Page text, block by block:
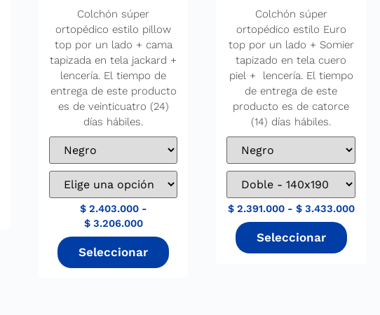
Colchón súper
ortopédico estilo pillow
top por un lado + cama
tapizada en tela jackard +
lencería. El tiempo de
entrega de este producto
es de veinticuatro (24)
días hábiles.
$2.403.000 -
$3.206.000
Colchón súper
ortopédico estilo Euro
top por un lado + Somier
tapizado en tela cuero
piel + lencería. El tiempo
de entrega de este
producto es de catorce
(14) días hábiles.
$2.391.000 - $3.433.000